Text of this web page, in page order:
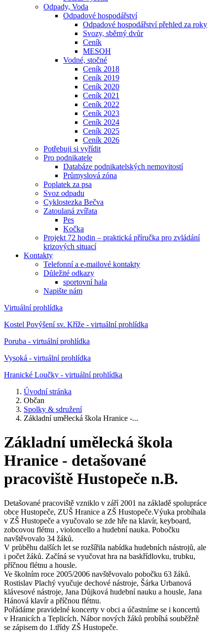
Odpady, Voda
Odpadové hospodářství
Odpadové hospodářství přehled za roky
Svozy, sběrný dvůr
Ceník
MESOH
Vodné, stočné
Ceník 2018
Ceník 2019
Ceník 2020
Ceník 2021
Ceník 2022
Ceník 2023
Ceník 2024
Ceník 2025
Ceník 2026
Potřebuji si vyřídit
Pro podnikatele
Databáze podnikatelských nemovitostí
Průmyslová zóna
Poplatek za psa
Svoz odpadu
Cyklostezka Bečva
Zatoulaná zvířata
Pes
Kočka
Projekt 72 hodin – praktická příručka pro zvládání
krizových situací
Kontakty
Telefonní a e-mailové kontakty
Důležité odkazy
sportovní hala
Napište nám
Virtuální prohlídka
Kostel Povýšení sv. Kříže - virtuální prohlídka
Poruba - virtuální prohlídka
Vysoká - virtuální prohlídka
Hranické Loučky - virtuální prohlídka
Úvodní stránka
Občan
Spolky & sdružení
Základní umělecká škola Hranice -...
Základní umělecká škola
Hranice - detašované
pracoviště Hustopeče n.B.
Detašované pracoviště vzniklo v září 2001 na základě spolupráce
obce Hustopeče, ZUŠ Hranice a ZŠ Hustopeče.Výuka probíhala
v ZŠ Hustopeče a vyučovalo se zde hře na klavír, keyboard,
zobcovou flétnu , violoncello a hudební nauka. Pobočku
navštěvovalo 34 žáků.
V průběhu dalších let se rozšířila nabídka hudebních nástrojů, ale
i počet žáků. Začíná se vyučovat hra na baskřídlovku, trubku,
příčnou flétnu a housle.
Ve školním roce 2005/2006 navštěvovalo pobočku 63 žáků.
Rostislav Plachý vyučuje dechové nástroje, Šárka Urbanová
klávesové nástroje, Jana Důjková hudební nauku a housle, Jana
Hánová klavír a příčnou flétnu.
Pořádáme pravidelné koncerty v obci a účastníme se i koncertů
v Hranicích a Teplicích. Nábor nových žáků probíhá souběžně
se zápisem do 1.třídy ZŠ Hustopeče.